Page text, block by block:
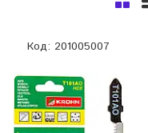
201005007